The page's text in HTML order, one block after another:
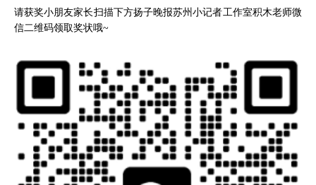
请获奖小朋友家长扫描下方扬子晚报苏州小记者工作室积木老师微
信二维码领取奖状哦~